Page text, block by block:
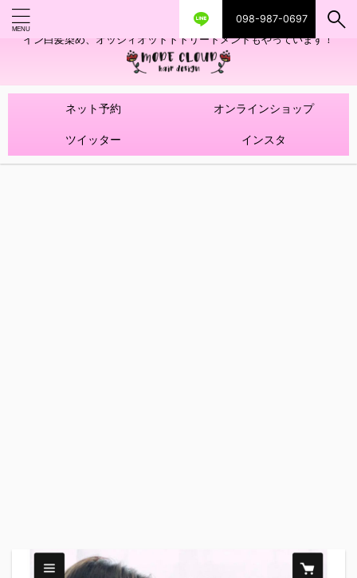
098-987-0697
艶ツヤヘアカラー！髪質改善トリートメントやハイライトを使ったデザ
イン白髪染め、オッジィオットトトリートメントもやっています！
ネット予約 オンラインショップ
ツイッター インスタ